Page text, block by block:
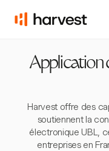
Application
Harvest offre des
soutiennent la
électronique UBL,
entreprises en